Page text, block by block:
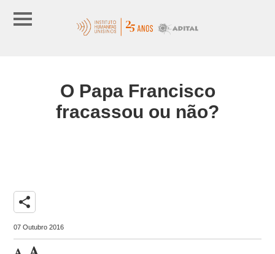
O Papa Francisco
fracassou ou não?
share
07 Outubro 2016